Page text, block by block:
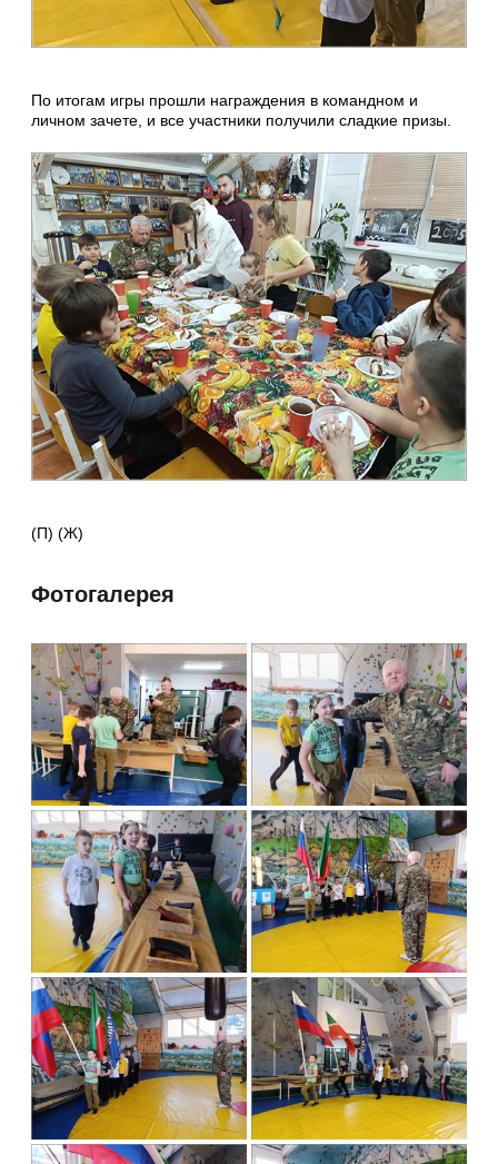
По итогам игры прошли награждения в командном и
личном зачете, и все участники получили сладкие призы.
(П) (Ж)
Фотогалерея